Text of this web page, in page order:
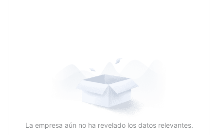
La empresa aún no ha revelado los datos relevantes.